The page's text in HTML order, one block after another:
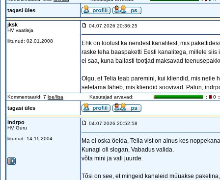
tagasi üles
jksk
HV vaatleja
liitunud: 02.01.2008
04.07.2026 20:36:25
Ehk on lootust ka nendest kanalitest, mis
raske teha baaspaketti Eesti kanalitega, millele
ei saa, kuna ballasti tootjad maksavad
Olgu, et Telia teab paremini, kui kliendid, mis neile
seletama läheb, mis kliendid soovivad. Palun,
Kommentaarid: 7 loe/lisa Kasutajad arvavad: :: 0 ::
tagasi üles
indrpo
HV Guru
liitunud: 14.11.2004
04.07.2026 20:52:58
Ma ei oska öelda, Telia vist on ainus kes
Kunagi oli slogan, Vabadus valida.
võta mini ja vali juurde.
Tõsi on see, et mingeid kanaleid müüakse